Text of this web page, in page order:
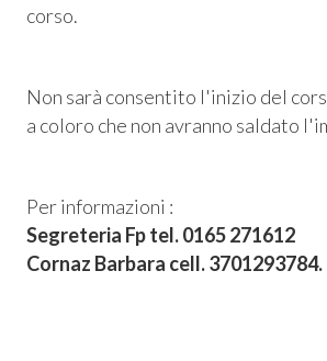
corso.
Non sarà consentito l'inizio del
a coloro che non avranno saldato
Per informazioni :
Segreteria Fp tel. 0165 271612
Cornaz Barbara cell. 3701293784.